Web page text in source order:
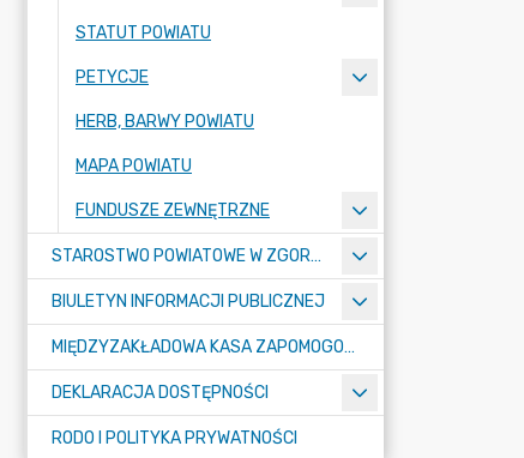
STATUT POWIATU
PETYCJE
HERB, BARWY POWIATU
MAPA POWIATU
FUNDUSZE ZEWNĘTRZNE
STAROSTWO POWIATOWE W ZGORZELCU
BIULETYN INFORMACJI PUBLICZNEJ
MIĘDZYZAKŁADOWA KASA ZAPOMOGOWO-POŻYCZKOWA
DEKLARACJA DOSTĘPNOŚCI
RODO I POLITYKA PRYWATNOŚCI